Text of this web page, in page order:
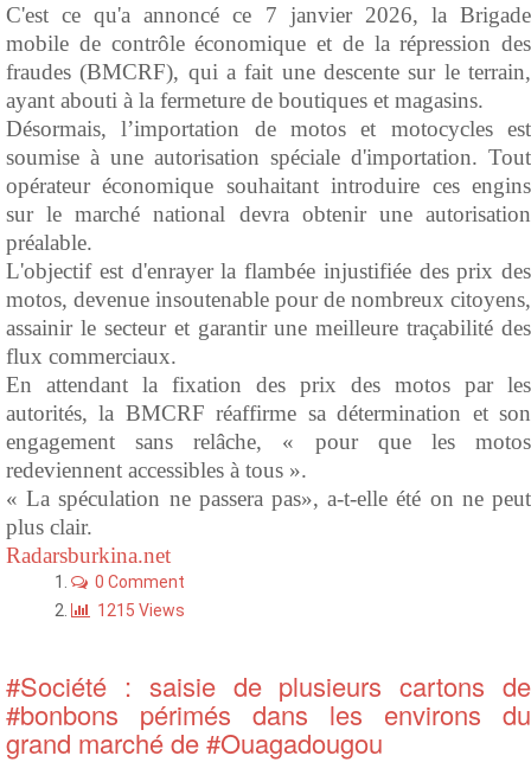
C'est ce qu'a annoncé ce 7 janvier 2026, la Brigade
mobile de contrôle économique et de la répression des
fraudes (BMCRF), qui a fait une descente sur le terrain,
ayant abouti à la fermeture de boutiques et magasins.
Désormais, l’importation de motos et motocycles est
soumise à une autorisation spéciale d'importation. Tout
opérateur économique souhaitant introduire ces engins
sur le marché national devra obtenir une autorisation
préalable.
L'objectif est d'enrayer la flambée injustifiée des prix des
motos, devenue insoutenable pour de nombreux citoyens,
assainir le secteur et garantir une meilleure traçabilité des
flux commerciaux.
En attendant la fixation des prix des motos par les
autorités, la BMCRF réaffirme sa détermination et son
engagement sans relâche, « pour que les motos
redeviennent accessibles à tous ».
« La spéculation ne passera pas», a-t-elle été on ne peut
plus clair.
Radarsburkina.net
0 Comment
1215 Views
#Société : saisie de plusieurs cartons de
#bonbons périmés dans les environs du
grand marché de #Ouagadougou